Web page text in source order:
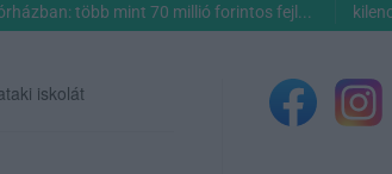
több mint 70 millió forintos fejl...
iskolát